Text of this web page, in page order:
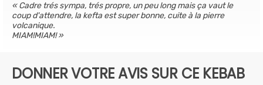
Cadre trés sympa, trés propre, un peu long mais ça vaut le
coup d'attendre, la kefta est super bonne, cuite à la pierre
volcanique.
MIAM!MIAM!
DONNER VOTRE AVIS SUR CE KEBAB